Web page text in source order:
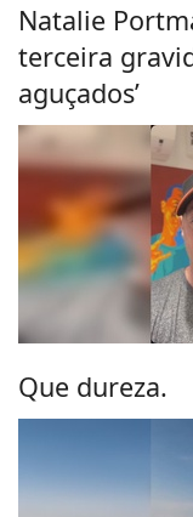
Natalie
terceira
aguçados’
Que dureza.